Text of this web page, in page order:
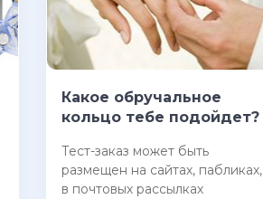
Какое обручальное
кольцо тебе подойдет?
Тест-заказ может быть
размещен на сайтах, пабликах,
в почтовых рассылках